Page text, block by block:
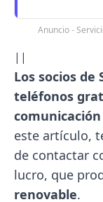
Anuncio -
||
Los socios de
teléfonos
comunicación
este artículo,
de contactar
lucro, que
renovable.